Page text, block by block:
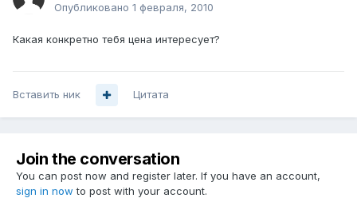
Опубликовано 1 февраля, 2010
Какая конкретно тебя цена интересует?
Вставить ник Цитата
Join the conversation
You can post now and register later. If you have an account,
sign in now to post with your account.